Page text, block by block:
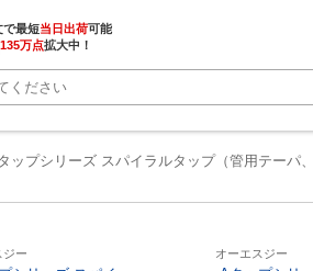
で最短当日出荷
135万点拡大中！
ップシリーズ スパイラルタップ（管用テーパ
ジー オーエスジー